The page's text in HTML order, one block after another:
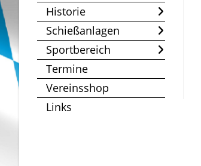
Historie
Schießanlagen
Sportbereich
Termine
Vereinsshop
Links